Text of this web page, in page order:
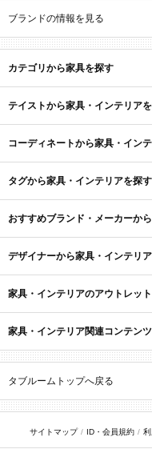
ブランドの情報を見る
カテゴリから家具を探す
テイストから家具・インテリア
コーディネートから家具・イン
タグから家具・インテリアを探す
おすすめブランド・メーカーか
デザイナーから家具・インテリ
家具・インテリアのアウトレッ
家具・インテリア関連コンテンツ
タブルームトップへ戻る
サイトマップ ID・会員規約